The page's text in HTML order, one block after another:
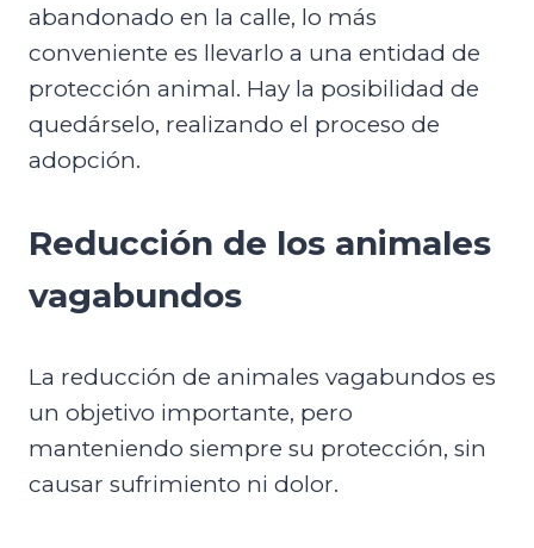
abandonado en la calle, lo más
conveniente es llevarlo a una entidad de
protección animal. Hay la posibilidad de
quedárselo, realizando el proceso de
adopción.
Reducción de los animales
vagabundos
La reducción de animales vagabundos es
un objetivo importante, pero
manteniendo siempre su protección, sin
causar sufrimiento ni dolor.